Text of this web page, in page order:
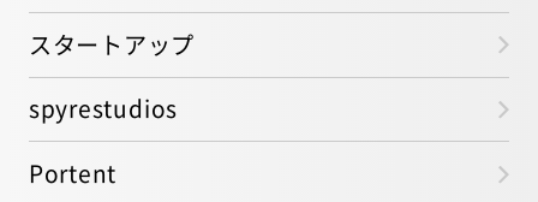
スタートアップ
spyrestudios
Portent